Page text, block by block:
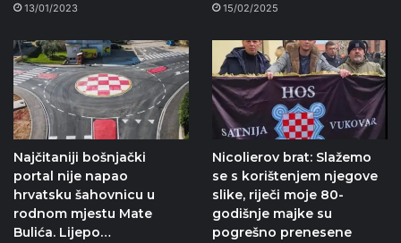
13/01/2023 15/02/2025
Najčitaniji bošnjački
portal nije napao
hrvatsku šahovnicu u
rodnom mjestu Mate
Bulića. Lijepo…
Nicolierov brat: Slažemo
se s korištenjem njegove
slike, riječi moje 80-
godišnje majke su
pogrešno prenesene